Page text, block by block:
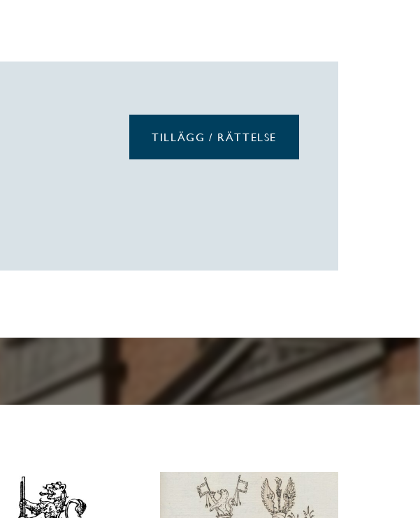
TILLÄGG / RÄTTELSE